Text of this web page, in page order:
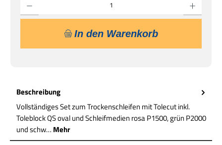
In den Warenkorb
Beschreibung
Vollständiges Set zum Trockenschleifen mit Tolecut inkl.
Toleblock QS oval und Schleifmedien rosa P1500, grün P2000
und schw… Mehr